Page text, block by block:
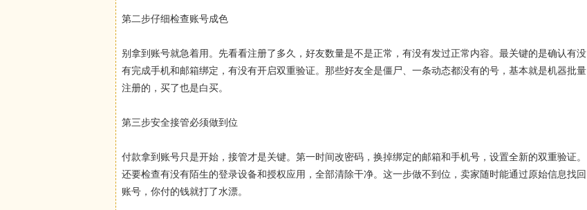
第二步仔细检查账号成色
别拿到账号就急着用。先看看注册了多久，好友数量是不是正常，有没有发过正常内容。最关键的是确认有没
有完成手机和邮箱绑定，有没有开启双重验证。那些好友全是僵尸、一条动态都没有的号，基本就是机器批量
注册的，买了也是白买。
第三步安全接管必须做到位
付款拿到账号只是开始，接管才是关键。第一时间改密码，换掉绑定的邮箱和手机号，设置全新的双重验证。
还要检查有没有陌生的登录设备和授权应用，全部清除干净。这一步做不到位，卖家随时能通过原始信息找回
账号，你付的钱就打了水漂。